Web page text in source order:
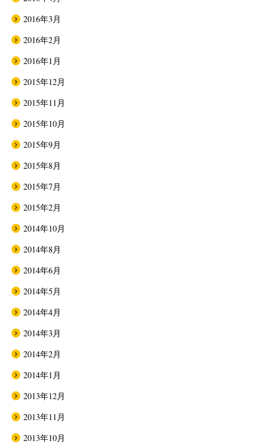
2016年3月
2016年2月
2016年1月
2015年12月
2015年11月
2015年10月
2015年9月
2015年8月
2015年7月
2015年2月
2014年10月
2014年8月
2014年6月
2014年5月
2014年4月
2014年3月
2014年2月
2014年1月
2013年12月
2013年11月
2013年10月